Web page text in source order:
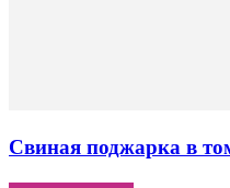
Свиная поджарка в